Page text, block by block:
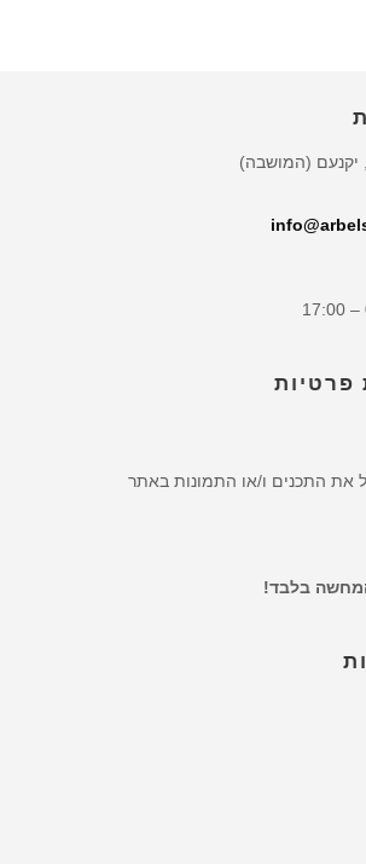
פרטיות
את התכנים ו/או התמונות באתר
בלבד!